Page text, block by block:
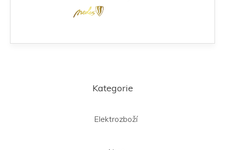
Kategorie
Elektrozboží